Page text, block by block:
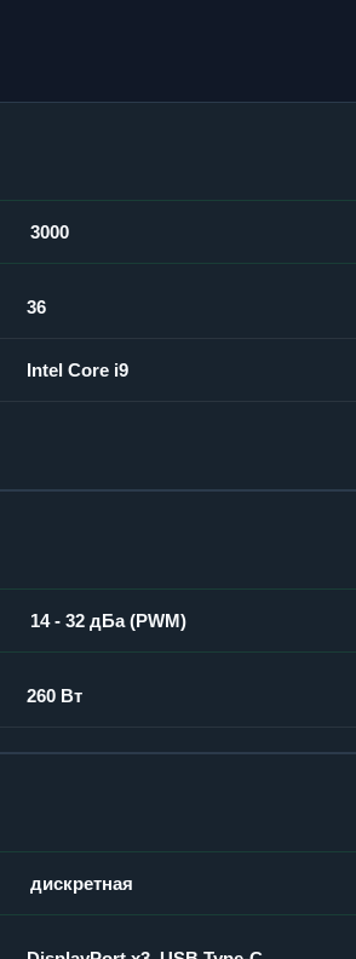
3000
36
Intel Core i9
14 - 32 дБа (PWM)
260 Вт
дискретная